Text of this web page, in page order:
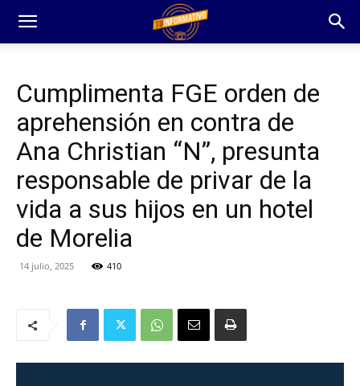
Cumplimenta FGE orden de
aprehensión en contra de
Ana Christian “N”, presunta
responsable de privar de la
vida a sus hijos en un hotel
de Morelia
14 julio, 2025 410